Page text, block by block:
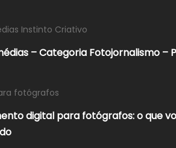
Instinto Criativo
– Categoria Fotojornalismo –
fotógrafos
digital para fotógrafos: o que